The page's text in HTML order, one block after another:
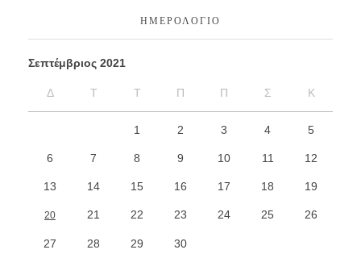
ΗΜΕΡΟΛΌΓΙΟ
Σεπτέμβριος 2021
Δ Τ Τ Π Π Σ Κ
1 2 3 4 5
6 7 8 9 10 11 12
13 14 15 16 17 18 19
20 21 22 23 24 25 26
27 28 29 30